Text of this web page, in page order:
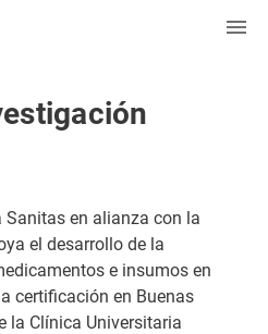
en alianza con la
el desarrollo de la
e insumos en
certificación en Buenas
la Clínica Universitaria